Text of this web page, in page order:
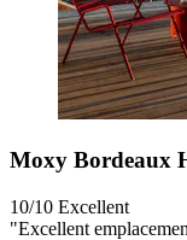
Moxy Bordeaux
10/10 Excellent
"Excellent